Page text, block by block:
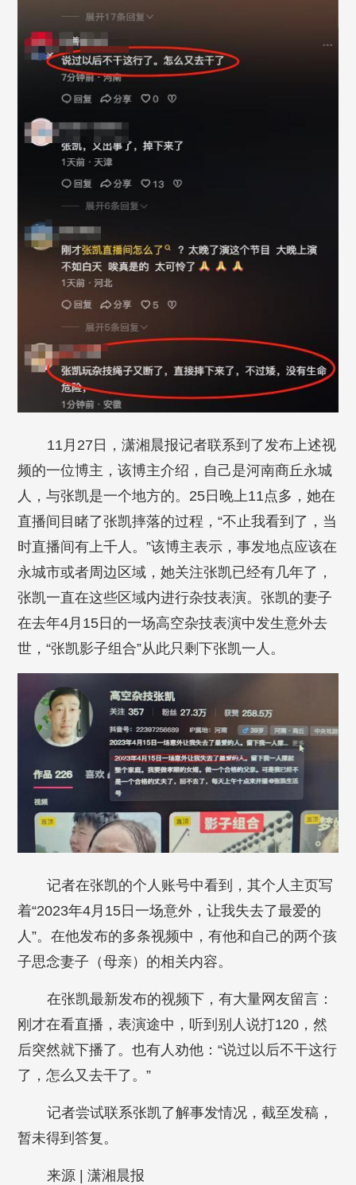
11月27日，潇湘晨报记者联系到了发布上述视
频的一位博主，该博主介绍，自己是河南商丘永城
人，与张凯是一个地方的。25日晚上11点多，她在
直播间目睹了张凯摔落的过程，“不止我看到了，当
时直播间有上千人。”该博主表示，事发地点应该在
永城市或者周边区域，她关注张凯已经有几年了，
张凯一直在这些区域内进行杂技表演。张凯的妻子
在去年4月15日的一场高空杂技表演中发生意外去
世，“张凯影子组合”从此只剩下张凯一人。
记者在张凯的个人账号中看到，其个人主页写
着“2023年4月15日一场意外，让我失去了最爱的
人”。在他发布的多条视频中，有他和自己的两个孩
子思念妻子（母亲）的相关内容。
在张凯最新发布的视频下，有大量网友留言：
刚才在看直播，表演途中，听到别人说打120，然
后突然就下播了。也有人劝他：“说过以后不干这行
了，怎么又去干了。”
记者尝试联系张凯了解事发情况，截至发稿，
暂未得到答复。
来源 | 潇湘晨报